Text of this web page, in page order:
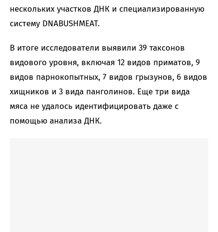
нескольких участков ДНК и специализированную
систему DNABUSHMEAT.
В итоге исследователи выявили 39 таксонов
видового уровня, включая 12 видов приматов, 9
видов парнокопытных, 7 видов грызунов, 6 видов
хищников и 3 вида панголинов. Еще три вида
мяса не удалось идентифицировать даже с
помощью анализа ДНК.